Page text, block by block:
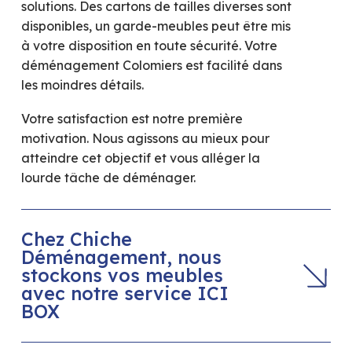
solutions. Des cartons de tailles diverses sont
disponibles, un garde-meubles peut être mis
à votre disposition en toute sécurité. Votre
déménagement Colomiers est facilité dans
les moindres détails.
Votre satisfaction est notre première
motivation. Nous agissons au mieux pour
atteindre cet objectif et vous alléger la
lourde tâche de déménager.
Chez Chiche
Déménagement, nous
stockons vos meubles
avec notre service ICI
BOX